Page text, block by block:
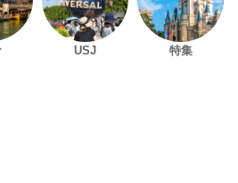
USJ 特集